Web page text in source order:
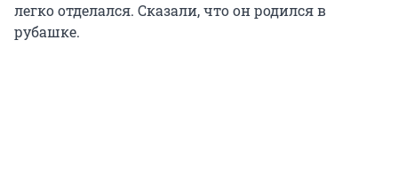
легко отделался. Сказали, что он родился в
рубашке.